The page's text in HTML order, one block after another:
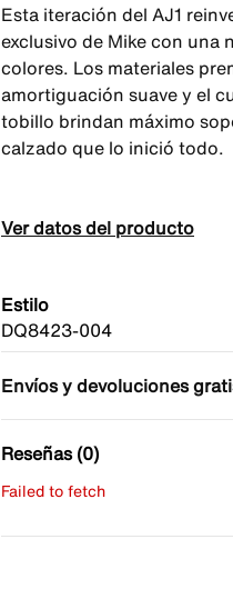
Esta iteración del AJ1
exclusivo de Mike con una
colores. Los materiales
amortiguación suave y el
tobillo brindan máximo
calzado que lo inició todo.
Ver datos del producto
Estilo
DQ8423-004
Envíos y devoluciones
Reseñas (0)
Failed to fetch